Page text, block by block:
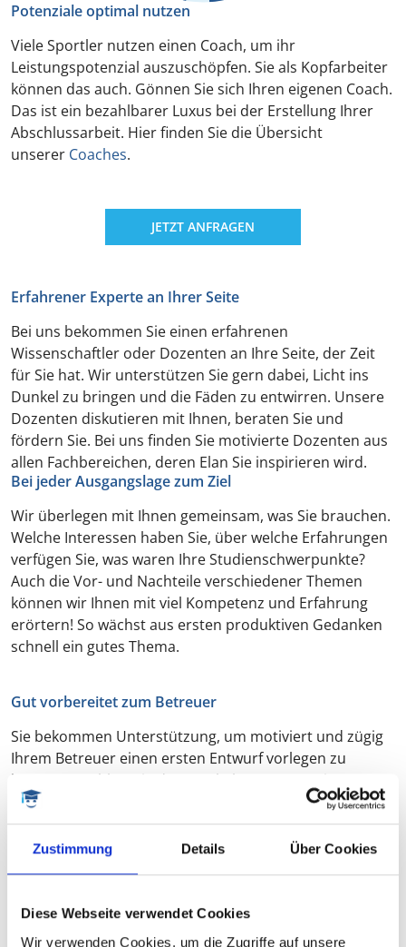
Zustimmung Details Über Cookies
Diese Webseite verwendet Cookies
Wir verwenden Cookies, um die Zugriffe auf unsere
Potenziale optimal nutzen
Viele Sportler nutzen einen Coach, um ihr
Leistungspotenzial auszuschöpfen. Sie als Kopfarbeiter
können das auch. Gönnen Sie sich Ihren eigenen Coach.
Das ist ein bezahlbarer Luxus bei der Erstellung Ihrer
Abschlussarbeit. Hier finden Sie die Übersicht
unserer Coaches.
JETZT ANFRAGEN
Erfahrener Experte an Ihrer Seite
Bei uns bekommen Sie einen erfahrenen
Wissenschaftler oder Dozenten an Ihre Seite, der Zeit
für Sie hat. Wir unterstützen Sie gern dabei, Licht ins
Dunkel zu bringen und die Fäden zu entwirren. Unsere
Dozenten diskutieren mit Ihnen, beraten Sie und
fördern Sie. Bei uns finden Sie motivierte Dozenten aus
allen Fachbereichen, deren Elan Sie inspirieren wird.
Bei jeder Ausgangslage zum Ziel
Wir überlegen mit Ihnen gemeinsam, was Sie brauchen.
Welche Interessen haben Sie, über welche Erfahrungen
verfügen Sie, was waren Ihre Studienschwerpunkte?
Auch die Vor- und Nachteile verschiedener Themen
können wir Ihnen mit viel Kompetenz und Erfahrung
erörtern! So wächst aus ersten produktiven Gedanken
schnell ein gutes Thema.
Gut vorbereitet zum Betreuer
Sie bekommen Unterstützung, um motiviert und zügig
Ihrem Betreuer einen ersten Entwurf vorlegen zu
können. Unabhängig davon, ob Ihr Betreuer eine
Themeneinreichung, ein Thesenpapier oder ein Exposé
wünscht – Sie sind gerüstet. Wir unterstützen Sie
ähnlich wie ein guter Betreuer an Ihrer Uni. Dabei
UNSERE COACHES & LEKTOREN*